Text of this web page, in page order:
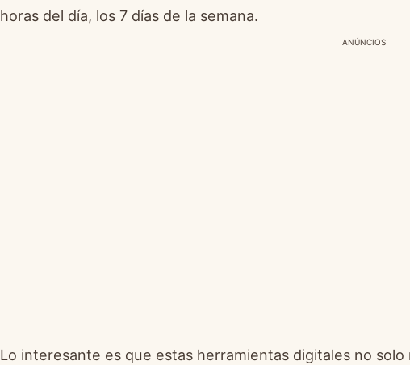
horas del día, los 7 días de la semana.
ANÚNCIOS
Lo interesante es que estas herramientas digitales no